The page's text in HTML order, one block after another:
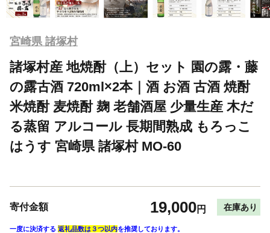
宮崎県 諸塚村
諸塚村産 地焼酎（上）セット 園の露・藤
の露古酒 720ml×2本｜酒 お酒 古酒 焼酎
米焼酎 麦焼酎 麹 老舗酒屋 少量生産 木だ
る蒸留 アルコール 長期間熟成 もろっこ
はうす 宮崎県 諸塚村 MO-60
寄付金額 19,000円 在庫あり
一度に決済する 返礼品数は３つ以内を推奨しております。